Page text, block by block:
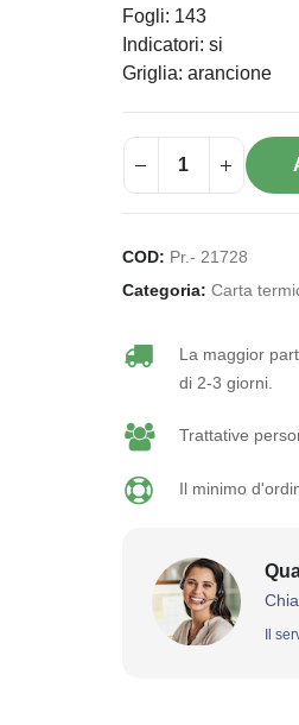
Fogli: 143
Indicatori: si
Griglia: arancione
COD: Pr.- 21728
Categoria: Carta
La maggior
di 2-3 giorni.
Trattative
Il minimo
Il